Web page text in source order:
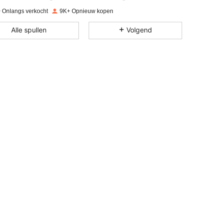
4.90
Onlangs verkocht 9K+ Opnieuw kopen
Alle spullen Volgend